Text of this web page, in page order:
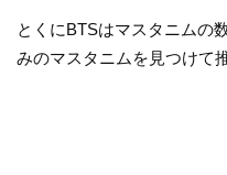
とくにBTSはマスタニムの
みのマスタニムを見つけて